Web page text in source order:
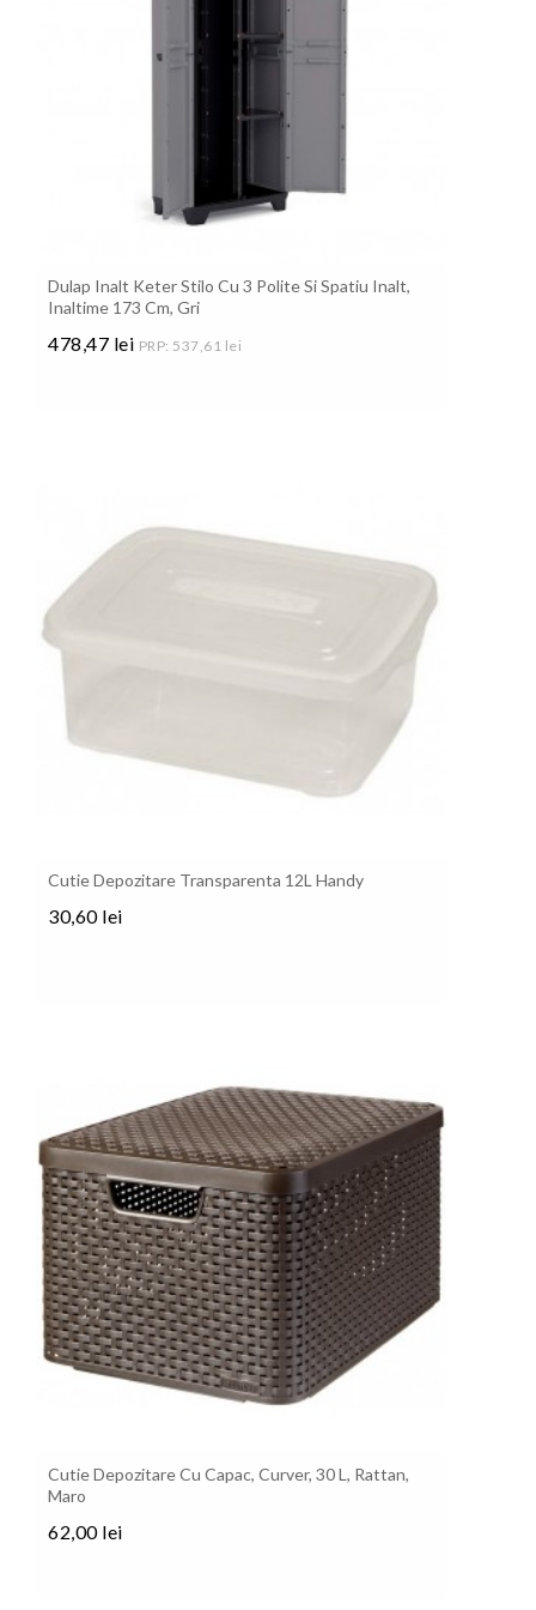
Dulap Inalt Keter Stilo Cu 3 Polite Si Spatiu Inalt,
Inaltime 173 Cm, Gri
478,47 lei PRP: 537,61 lei
Cutie Depozitare Transparenta 12L Handy
30,60 lei
Cutie Depozitare Cu Capac, Curver, 30 L, Rattan,
Maro
62,00 lei